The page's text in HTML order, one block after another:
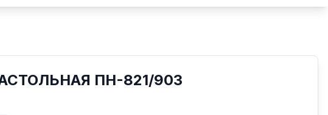
ПН-821/903